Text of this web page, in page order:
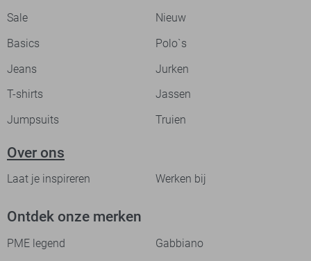
Sale
Nieuw
Basics
Polo`s
Jeans
Jurken
T-shirts
Jassen
Jumpsuits
Truien
Over ons
Laat je inspireren Werken bij
Ontdek onze merken
PME legend
Gabbiano